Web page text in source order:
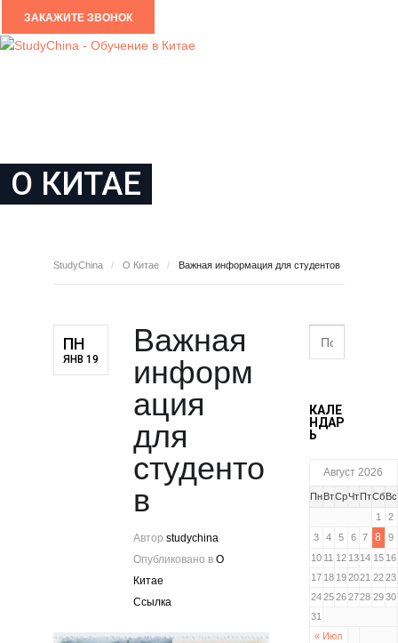
ЗАКАЖИТЕ ЗВОНОК
О КИТАЕ
StudyChina О Китае Важная информация для студентов
ПН
ЯНВ 19
Важная
информ
ация
для
студенто
в
Автор studychina
Опубликовано в О
Китае
Ссылка
КАЛЕ
НДАР
Ь
Август 2026
ПнВтСрЧтПтСбВс
« Июл
1
2
3
4 5 6 7 8
9
10 11 12 1314 15 16
17 18 192021 22 23
2425262728 29 30
31